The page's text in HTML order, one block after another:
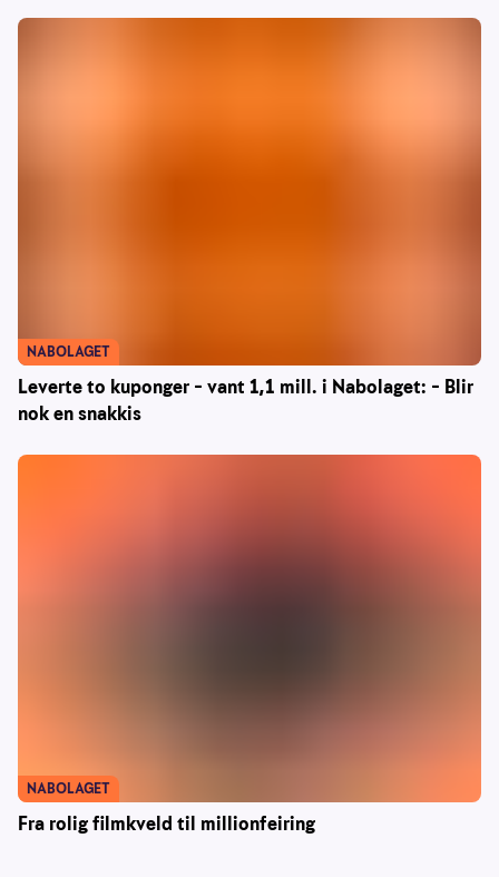
Leverte to kuponger – vant 1,1 mill. i Nabolaget: – Blir
nok en snakkis
NABOLAGET
Fra rolig filmkveld til millionfeiring
NABOLAGET